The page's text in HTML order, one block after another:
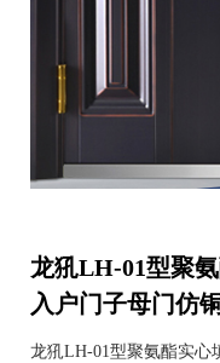
龙犼LH-01型聚
入户门子母门仿
龙犼LH-01型聚氨酯实心